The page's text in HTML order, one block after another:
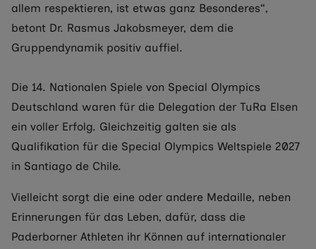
allem respektieren, ist etwas ganz Besonderes“,
betont Dr. Rasmus Jakobsmeyer, dem die
Gruppendynamik positiv auffiel.
Die 14. Nationalen Spiele von Special Olympics
Deutschland waren für die Delegation der TuRa Elsen
ein voller Erfolg. Gleichzeitig galten sie als
Qualifikation für die Special Olympics Weltspiele 2027
in Santiago de Chile.
Vielleicht sorgt die eine oder andere Medaille, neben
Erinnerungen für das Leben, dafür, dass die
Paderborner Athleten ihr Können auf internationaler